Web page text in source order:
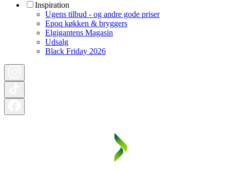
Inspiration
Ugens tilbud - og andre gode priser
Epoq køkken & bryggers
Elgigantens Magasin
Udsalg
Black Friday 2026